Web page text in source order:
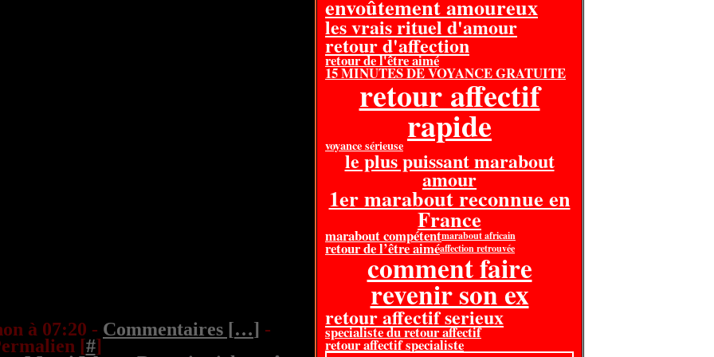
à 07:20 - Commentaires […] -
[#]
envoûtement amoureux
les vrais rituel d'amour
retour d'affection
retour de l'être aimé
15 MINUTES DE VOYANCE GRATUITE
retour affectif
rapide
voyance sérieuse
le plus puissant marabout
amour
1er marabout reconnue en
France
marabout compétentmarabout africain
retour de l’être aiméaffection retrouvée
comment faire
revenir son ex
retour affectif serieux
specialiste du retour affectif
retour affectif specialiste